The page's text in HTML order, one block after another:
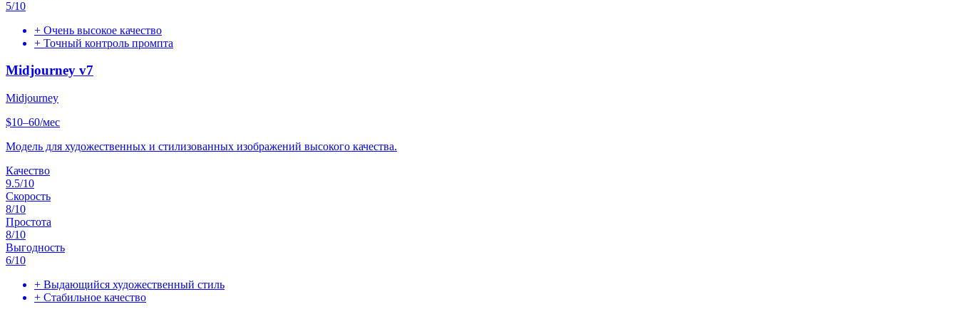
5/10
+ Очень высокое качество
+ Точный контроль промпта
Midjourney v7
Midjourney
$10–60/мес
Модель для художественных и стилизованных изображений высокого качества.
Качество
9.5/10
Скорость
8/10
Простота
8/10
Выгодность
6/10
+ Выдающийся художественный стиль
+ Стабильное качество